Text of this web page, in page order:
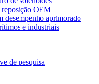
reposição OEM
desempenho aprimorado
e industriais
de pesquisa